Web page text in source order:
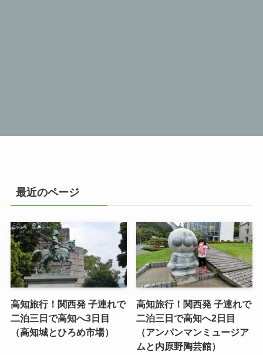
最近のページ
高知旅行！関西発 子連れで
二泊三日で高知へ3日目
（高知城とひろめ市場）
高知旅行！関西発 子連れで
二泊三日で高知へ2日目
（アンパンマンミュージア
ムと内原野陶芸館）